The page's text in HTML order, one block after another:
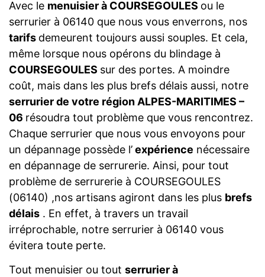
Avec le menuisier à COURSEGOULES ou le
serrurier à 06140 que nous vous enverrons, nos
tarifs demeurent toujours aussi souples. Et cela,
même lorsque nous opérons du blindage à
COURSEGOULES sur des portes. A moindre
coût, mais dans les plus brefs délais aussi, notre
serrurier de votre région ALPES-MARITIMES –
06 résoudra tout problème que vous rencontrez.
Chaque serrurier que nous vous envoyons pour
un dépannage possède l’expérience nécessaire
en dépannage de serrurerie. Ainsi, pour tout
problème de serrurerie à COURSEGOULES
(06140) ,nos artisans agiront dans les plus brefs
délais . En effet, à travers un travail
irréprochable, notre serrurier à 06140 vous
évitera toute perte.
Tout menuisier ou tout serrurier à